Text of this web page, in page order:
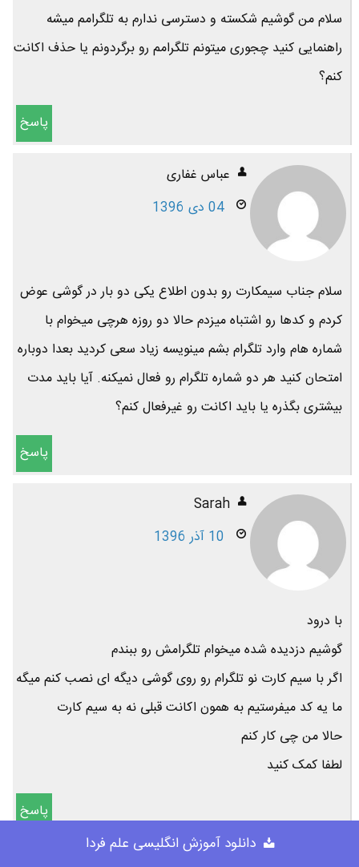
سلام من گوشیم شکسته و دسترسی ندارم به تلگرامم میشه
راهنمایی کنید چجوری میتونم تلگرامم رو برگردونم یا حذف اکانت
کنم؟
پاسخ
عباس غفاری
04 دی 1396
سلام جناب سیمکارت رو بدون اطلاع یکی دو بار در گوشی عوض
کردم و کدها رو اشتباه میزدم حالا دو روزه هرچی میخوام با
شماره هام وارد تلگرام بشم مینویسه زیاد سعی کردید بعدا دوباره
امتحان کنید هر دو شماره تلگرام رو فعال نمیکنه. آیا باید مدت
بیشتری بگذره یا باید اکانت رو غیرفعال کنم؟
پاسخ
Sarah
10 آذر 1396
با درود
گوشیم دزدیده شده میخوام تلگرامش رو ببندم
اگر با سیم کارت نو تلگرام رو روی گوشی دیگه ای نصب کنم میگه
ما یه کد میفرستیم به همون اکانت قبلی نه به سیم کارت
حالا من چی کار کنم
لطفا کمک کنید
پاسخ
دانلود آموزش انگلیسی علم فردا